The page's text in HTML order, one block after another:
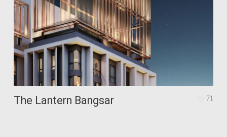
The Lantern Bangsar 71